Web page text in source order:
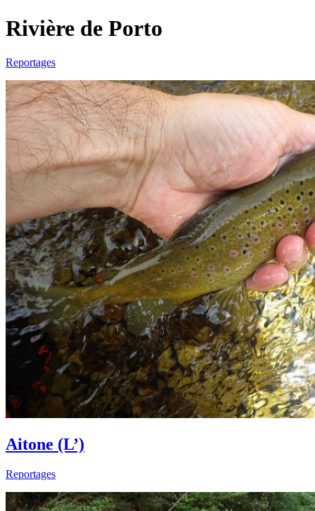
Rivière de Porto
Reportages
Aitone (L’)
Reportages